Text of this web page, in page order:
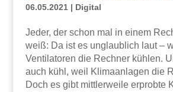
06.05.2021| Digital
Jeder, der schon mal in einem
weiß: Da ist es unglaublich laut –
Ventilatoren die Rechner kühlen.
auch kühl, weil Klimaanlagen die
Doch es gibt mittlerweile erprobte